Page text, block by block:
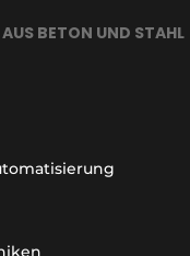
BETON UND STAHL